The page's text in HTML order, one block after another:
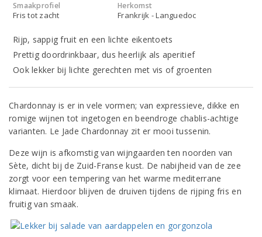
Smaakprofiel
Fris tot zacht
Herkomst
Frankrijk - Languedoc
Rijp, sappig fruit en een lichte eikentoets
Prettig doordrinkbaar, dus heerlijk als aperitief
Ook lekker bij lichte gerechten met vis of groenten
Chardonnay is er in vele vormen; van expressieve, dikke en
romige wijnen tot ingetogen en beendroge chablis-achtige
varianten. Le Jade Chardonnay zit er mooi tussenin.
Deze wijn is afkomstig van wijngaarden ten noorden van
Sète, dicht bij de Zuid-Franse kust. De nabijheid van de zee
zorgt voor een tempering van het warme mediterrane
klimaat. Hierdoor blijven de druiven tijdens de rijping fris en
fruitig van smaak.